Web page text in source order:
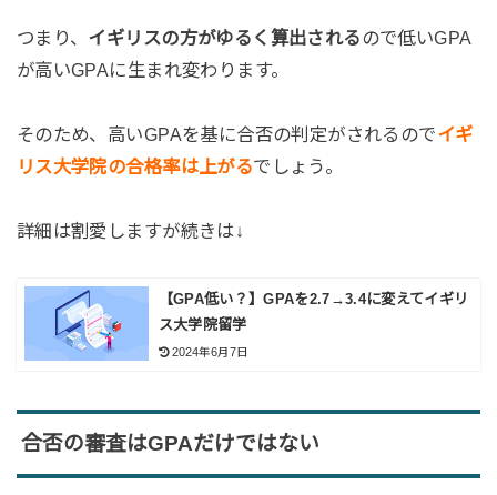
つまり、 イギリスの方がゆるく算出されるので低いGPA
が高いGPAに生まれ変わります。
そのため、高いGPAを基に合否の判定がされるのでイギ
リス大学院の合格率は上がるでしょう。
詳細は割愛しますが続きは↓
【GPA低い？】GPAを2.7→3.4に変えてイギリ
ス大学院留学
2024年6月7日
合否の審査はGPAだけではない